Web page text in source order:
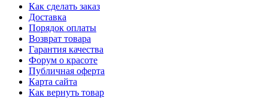
Как сделать заказ
Доставка
Порядок оплаты
Возврат товара
Гарантия качества
Форум о красоте
Публичная оферта
Карта сайта
Как вернуть товар